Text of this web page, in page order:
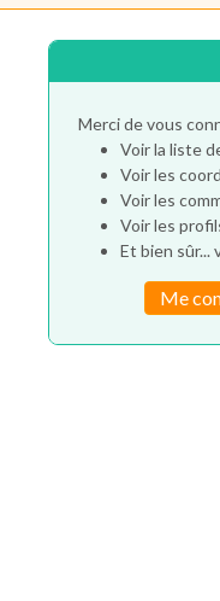
Merci de vous
Voir la liste
Voir les
Voir les
Voir les
Et bien sûr...
Me